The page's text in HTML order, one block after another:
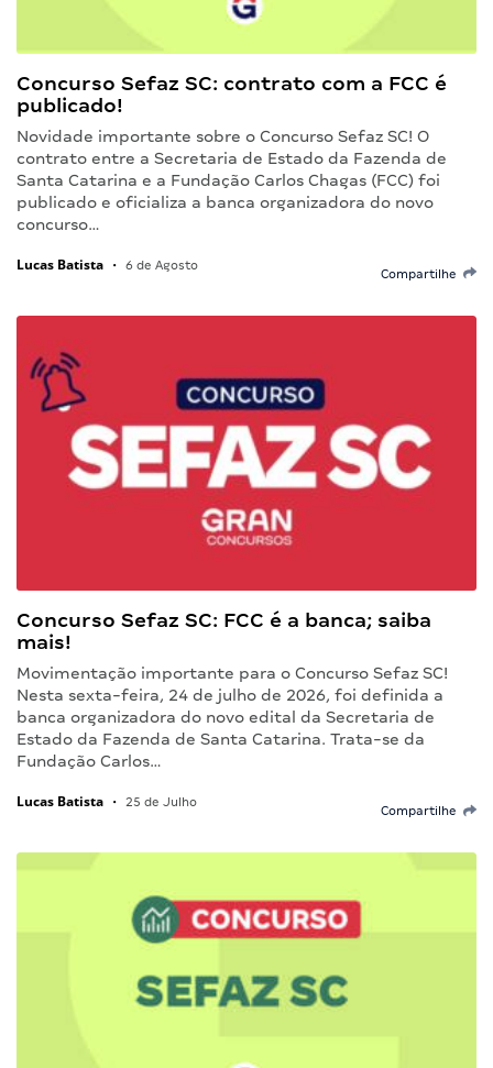
Concurso Sefaz SC: contrato com a FCC é
publicado!
Novidade importante sobre o Concurso Sefaz SC! O
contrato entre a Secretaria de Estado da Fazenda de
Santa Catarina e a Fundação Carlos Chagas (FCC) foi
publicado e oficializa a banca organizadora do novo
concurso…
Lucas Batista • 6 de Agosto
Compartilhe
Concurso Sefaz SC: FCC é a banca; saiba
mais!
Movimentação importante para o Concurso Sefaz SC!
Nesta sexta-feira, 24 de julho de 2026, foi definida a
banca organizadora do novo edital da Secretaria de
Estado da Fazenda de Santa Catarina. Trata-se da
Fundação Carlos…
Lucas Batista • 25 de Julho
Compartilhe